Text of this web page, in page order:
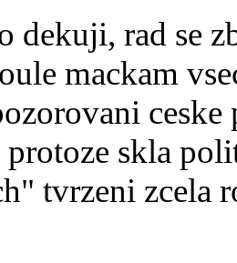
dekuji, rad se
mackam
skla
tvrzeni zcela